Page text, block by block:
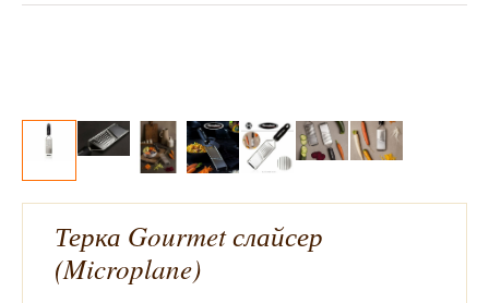
Терка Gourmet слайсер
(Microplane)